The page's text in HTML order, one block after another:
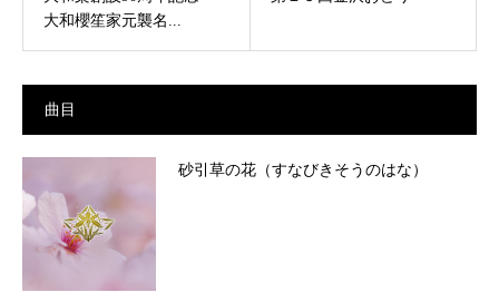
大和櫻笙家元襲名...
曲目
砂引草の花（すなびきそうのはな）